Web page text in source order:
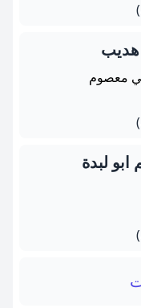
هديب
معصوم
ابو لبدة